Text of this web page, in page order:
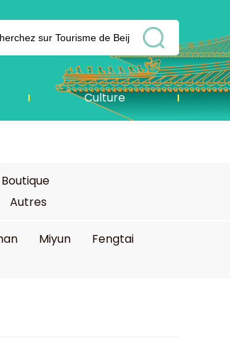
Culture
Boutique
Autres
Miyun
Fengtai